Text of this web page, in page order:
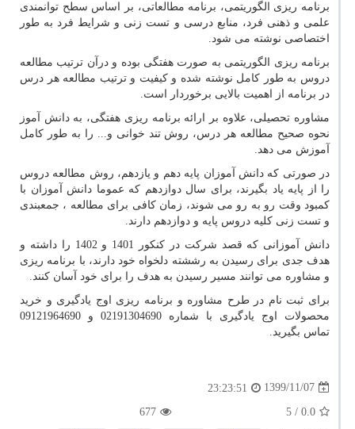
برنامه ریزی الگوریتمی، برنامه مطالعاتی، بر اساس سطح توانمندی
علمی و ذهنی فرد، منابع درسی و تست زنی و شرایط فرد به طور
اختصاصی نوشته می شود.
برنامه ریزی الگوریتمی به صورت هفتگی بوده و درآن ترتیب مطالعه
دروس به طور کامل نوشته شده و کیفیت و ترتیب مطالعه هر درس
در برنامه از اهمیت بالایی برخوردار است.
مشاوره تحصیلی، علاوه بر ارائه برنامه ریزی هفتگی، به دانش آموز
نحوه صحیح مطالعه هر درس، روش تند خوانی و... را به طور کامل
آموزش می دهد.
در صورتی که دانش آموزان پایه دهم و یازدهم، روش مطالعه دروس
را از پایه یاد بگیرند، برای سال دوازدهم که عموما دانش آموزان با
کمبود وقت رو به رو می شوند، زمان کافی برای مطالعه ، جمعبندی
و تست زنی کلیه دروس پایه و دوازدهم دارند.
دانش آموزانی که قصد شرکت در کنکور 1401 و 1402 را داشته و
هدف جدی برای رسیدن به رششته دلخواه خود دارند، با برنامه ریزی
و مشاوره می توانند مسیر رسیدن به هدف را برای خود آسان کنند.
برای ثبت نام در طرح مشاوره و برنامه ریزی اوج یادگیری و خرید
محصولات اوج یادگیری با شماره 02191304690 و 09121964690
تماس بگیرید.
1399/11/07
23:23:51
0.0
/ 5
677